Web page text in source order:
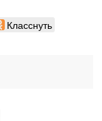
Класснуть